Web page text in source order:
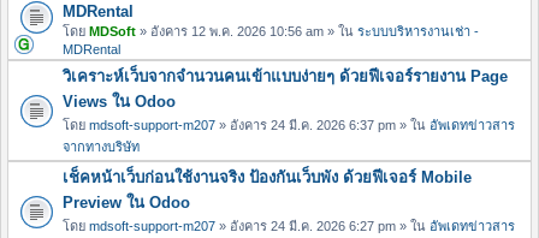
MDRental
โดย MDSoft » อังคาร 12 พ.ค. 2026 10:56 am » ใน ระบบบริหารงานเช่า -
MDRental
วิเคราะห์เว็บจากจำนวนคนเข้าแบบง่ายๆ ด้วยฟีเจอร์รายงาน Page
Views ใน Odoo
โดย mdsoft-support-m207 » อังคาร 24 มี.ค. 2026 6:37 pm » ใน อัพเดทข่าวสาร
จากทางบริษัท
เช็คหน้าเว็บก่อนใช้งานจริง ป้องกันเว็บพัง ด้วยฟีเจอร์ Mobile
Preview ใน Odoo
โดย mdsoft-support-m207 » อังคาร 24 มี.ค. 2026 6:27 pm » ใน อัพเดทข่าวสาร